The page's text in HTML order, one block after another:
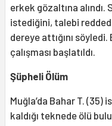
erkek gözaltına
istediğini, talebi
dereye attığını söyledi.
çalışması başlatıldı.
Şüpheli Ölüm
Muğla’da Bahar T. (35)
kaldığı teknede ölü